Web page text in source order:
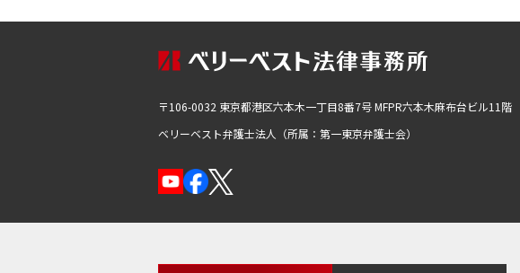
〒106-0032 東京都港区六本木一丁目8番7号MFPR六本木麻布台ビル11階
ベリーベスト弁護士法人（所属：第一東京弁護士会）